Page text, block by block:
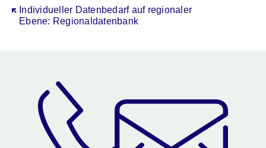
Individueller Datenbedarf auf regionaler
Ebene: Regionaldatenbank
Öffnet sich in einem neuen Fenster